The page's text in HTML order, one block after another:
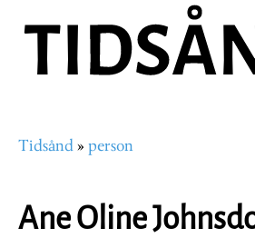
hovedinnhold
Navigasjonssti
Tidsånd person
Ane Oline